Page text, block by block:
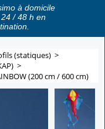
à domicile
/ 48 h en
(statiques) >
>
(200 cm / 600 cm)